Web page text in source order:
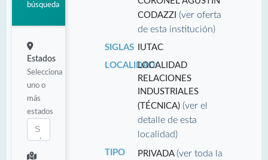
búsqueda
Estados
Selecciona
uno o
más
estados
CODAZZI(ver oferta
de esta institución)
SIGLAS
IUTAC
LOCALIDAD:LOCALIDAD
RELACIONES
INDUSTRIALES
(TÉCNICA)(ver el
detalle de esta
localidad)
TIPO
PRIVADA(ver toda la